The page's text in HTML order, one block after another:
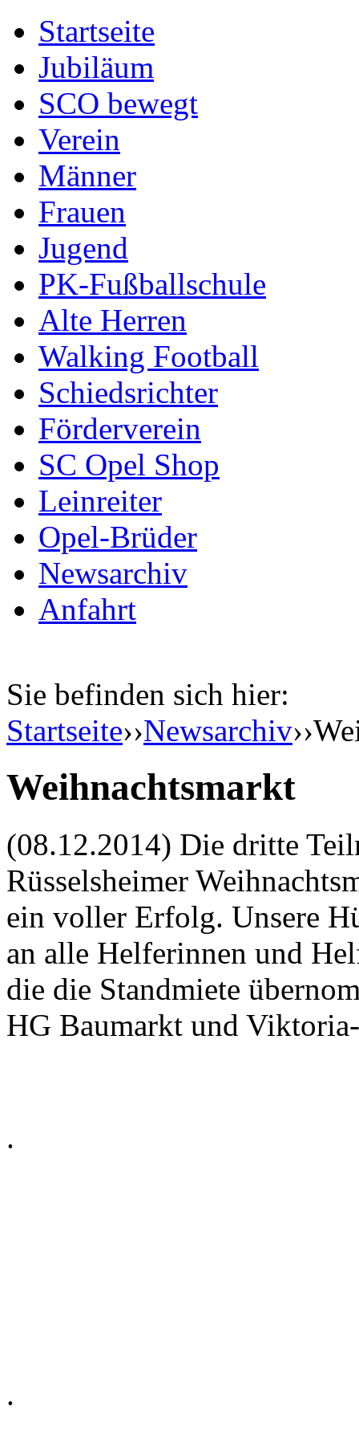
Startseite
Jubiläum
SCO bewegt
Verein
Männer
Frauen
Jugend
PK-Fußballschule
Alte Herren
Walking Football
Schiedsrichter
Förderverein
SC Opel Shop
Leinreiter
Opel-Brüder
Newsarchiv
Anfahrt
Sie befinden sich hier:
Startseite››Newsarchiv››
Weihnachtsmarkt
(08.12.2014) Die dritte
Rüsselsheimer
ein voller Erfolg. Unsere
an alle Helferinnen und
die die Standmiete
HG Baumarkt und
.
.